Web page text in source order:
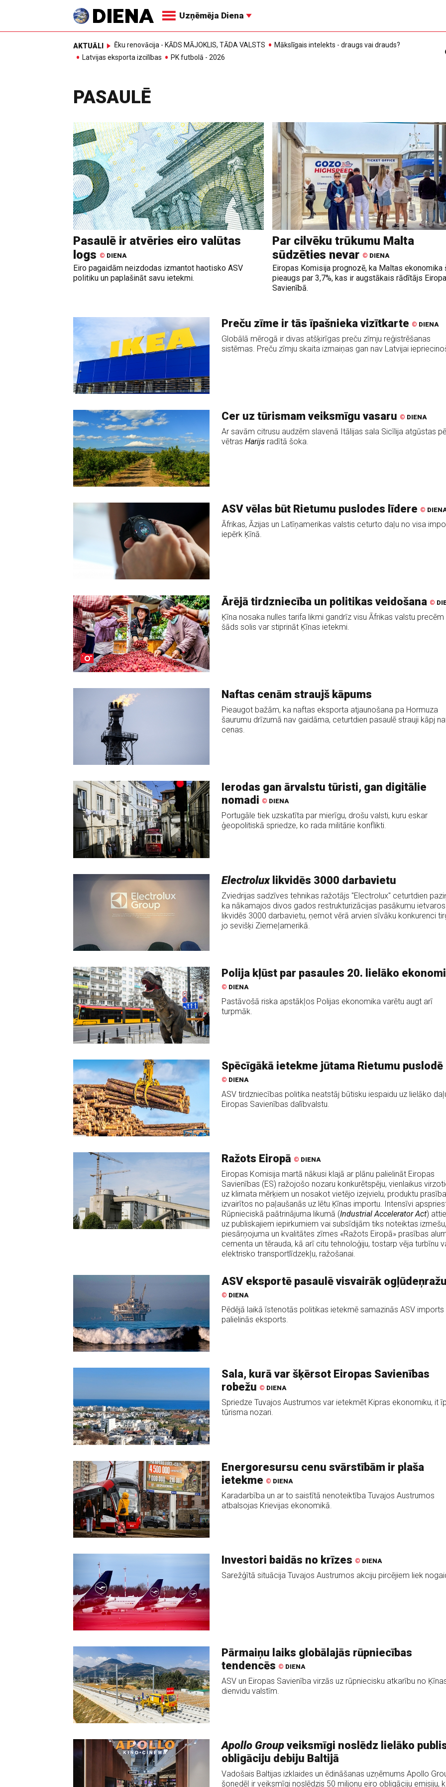
Uzņēmēja Diena
AKTUĀLI Ēku renovācija - KĀDS MĀJOKLIS, TĀDA VALSTS
Mākslīgais intelekts - draugs vai drauds?
Latvijas eksporta izcilības
PK futbolā - 2026
PASAULĒ
Pasaulē ir atvēries eiro valūtas
logs © DIENA
Eiro pagaidām neizdodas izmantot haotisko ASV
politiku un paplašināt savu ietekmi.
Par cilvēku trūkumu Malta
sūdzēties nevar © DIENA
Eiropas Komisija prognozē, ka Maltas ekonomika
pieaugs par 3,7%, kas ir augstākais rādītājs
Savienībā.
Preču zīme ir tās īpašnieka vizītkarte © DIENA
Globālā mērogā ir divas atšķirīgas preču zīmju reģistrēšanas
sistēmas. Preču zīmju skaita izmaiņas gan nav Latvijai
Cer uz tūrismam veiksmīgu vasaru © DIENA
Ar savām citrusu audzēm slavenā Itālijas sala Sicīlija atgūstas
vētras Harijsradītā šoka.
ASV vēlas būt Rietumu puslodes līdere ©
Āfrikas, Āzijas un Latīņamerikas valstis ceturto daļu no visa
iepērk Ķīnā.
Ārējā tirdzniecība un politikas veidošana ©
Ķīna nosaka nulles tarifa likmi gandrīz visu Āfrikas valstu precēm
šāds solis var stiprināt Ķīnas ietekmi.
Naftas cenām straujš kāpums
Pieaugot bažām, ka naftas eksporta atjaunošana pa Hormuza
šaurumu drīzumā nav gaidāma, ceturtdien pasaulē strauji kāpj
cenas.
Ierodas gan ārvalstu tūristi, gan digitālie
nomadi © DIENA
Portugāle tiek uzskatīta par mierīgu, drošu valsti, kuru eskar
ģeopolitiskā spriedze, ko rada militārie konflikti.
Electroluxlikvidēs 3000 darbavietu
Zviedrijas sadzīves tehnikas ražotājs "Electrolux" ceturtdien
ka nākamajos divos gados restrukturizācijas pasākumu ietvaros
likvidēs 3000 darbavietu, ņemot vērā arvien sīvāku konkurenci
jo sevišķi Ziemeļamerikā.
Polija kļūst par pasaules 20. lielāko
© DIENA
Pastāvošā riska apstākļos Polijas ekonomika varētu augt arī
turpmāk.
Spēcīgākā ietekme jūtama Rietumu puslodē
© DIENA
ASV tirdzniecības politika neatstāj būtisku iespaidu uz lielāko
Eiropas Savienības dalībvalstu.
Ražots Eiropā © DIENA
Eiropas Komisija martā nākusi klajā ar plānu palielināt Eiropas
Savienības (ES) ražojošo nozaru konkurētspēju, vienlaikus
uz klimata mērķiem un nosakot vietējo izejvielu, produktu
izvairītos no paļaušanās uz lētu Ķīnas importu. Intensīvi
Rūpnieciskā paātrinājuma likumā (Industrial Accelerator Act)
uz publiskajiem iepirkumiem vai subsīdijām tiks noteiktas izmešu,
piesārņojuma un kvalitātes zīmes «Ražots Eiropā» prasības
cementa un tērauda, kā arī citu tehnoloģiju, tostarp vēja turbīnu
elektrisko transportlīdzekļu, ražošanai.
ASV eksportē pasaulē visvairāk
© DIENA
Pēdējā laikā īstenotās politikas ietekmē samazinās ASV imports
palielinās eksports.
Sala, kurā var šķērsot Eiropas Savienības
robežu © DIENA
Spriedze Tuvajos Austrumos var ietekmēt Kipras ekonomiku, it
tūrisma nozari.
Energoresursu cenu svārstībām ir plaša
ietekme © DIENA
Karadarbība un ar to saistītā nenoteiktība Tuvajos Austrumos
atbalsojas Krievijas ekonomikā.
Investori baidās no krīzes © DIENA
Sarežģītā situācija Tuvajos Austrumos akciju pircējiem liek
Pārmaiņu laiks globālajās rūpniecības
tendencēs © DIENA
ASV un Eiropas Savienība virzās uz rūpniecisku atkarību no
dienvidu valstīm.
Apollo Groupveiksmīgi noslēdz lielāko
obligāciju debiju Baltijā
Vadošais Baltijas izklaides un ēdināšanas uzņēmums Apollo
šonedēļ ir veiksmīgi noslēdzis 50 miljonu eiro obligāciju emisiju,